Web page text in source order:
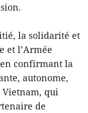
la solidarité et
et l’Armée
confirmant la
autonome,
qui
de